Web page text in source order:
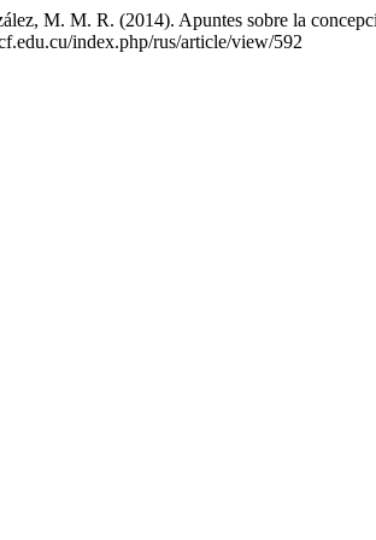
M. M. R. (2014). Apuntes sobre la
index.php/rus/article/view/592